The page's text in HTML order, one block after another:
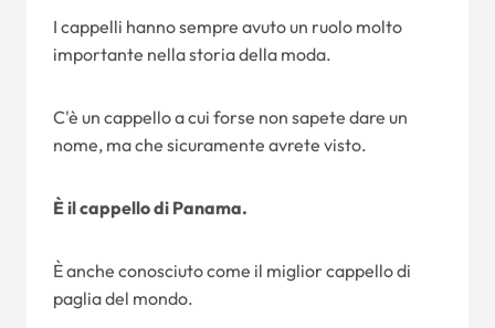
I cappelli hanno sempre avuto un ruolo molto
importante nella storia della moda.
C'è un cappello a cui forse non sapete dare un
nome, ma che sicuramente avrete visto.
È il cappello di Panama.
È anche conosciuto come il miglior cappello di
paglia del mondo.